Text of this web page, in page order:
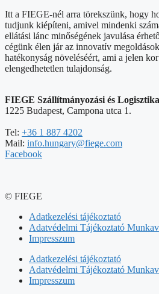
Itt a FIEGE-nél arra törekszünk, hogy
tudjunk kiépíteni, amivel mindenki
ellátási lánc minőségének javulása
cégünk élen jár az innovatív
hatékonyság növeléséért, ami a jelen
elengedhetetlen tulajdonság.
FIEGE Szállítmányozási és
1225 Budapest, Campona utca 1.
Tel: +36 1 887 4202
Mail: info.hungary@fiege.com
Facebook
© FIEGE
Adatkezelési tájékoztató
Adatvédelmi Tájékoztató
Impresszum
Adatkezelési tájékoztató
Adatvédelmi Tájékoztató
Impresszum